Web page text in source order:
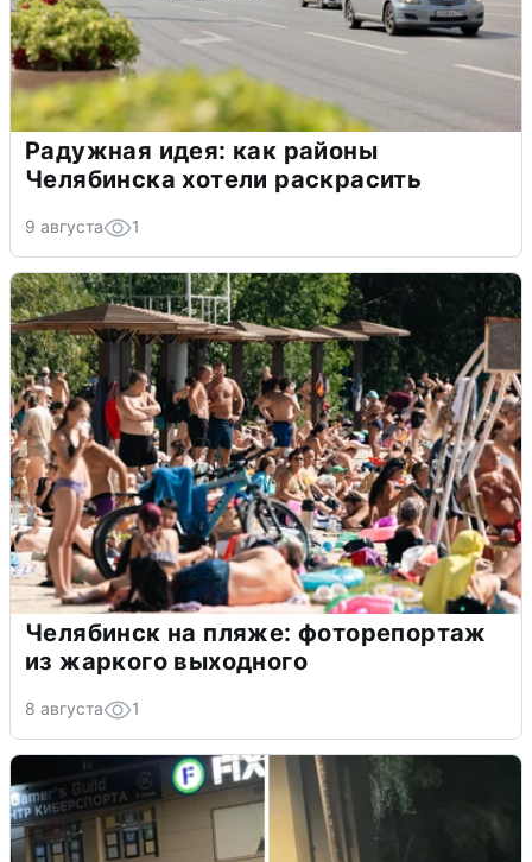
Радужная идея: как районы
Челябинска хотели раскрасить
9 августа 1
Челябинск на пляже: фоторепортаж
из жаркого выходного
8 августа 1